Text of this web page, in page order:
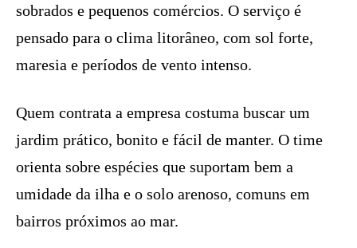
sobrados e pequenos comércios. O serviço é
pensado para o clima litorâneo, com sol forte,
maresia e períodos de vento intenso.
Quem contrata a empresa costuma buscar um
jardim prático, bonito e fácil de manter. O time
orienta sobre espécies que suportam bem a
umidade da ilha e o solo arenoso, comuns em
bairros próximos ao mar.